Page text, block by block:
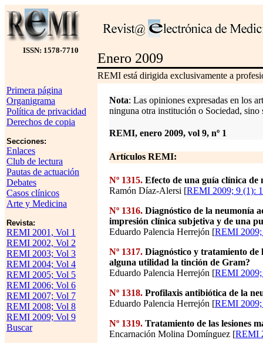
ISSN: 1578-7710
Enero 2009
REMI está dirigida exclusivamente a
Primera página
Organigrama
Política de privacidad
Derechos de copia
Secciones:
Enlaces
Club de lectura
Pautas de actuación
Debates
Casos clínicos
Arte y Medicina
Revista:
REMI 2001, Vol 1
REMI 2002, Vol 2
REMI 2003; Vol 3
REMI 2004; Vol 4
REMI 2005; Vol 5
REMI 2006; Vol 6
REMI 2007; Vol 7
REMI 2008; Vol 8
REMI 2009; Vol 9
Buscar
Nota: Las opiniones expresadas en los
ninguna otra institución o Sociedad, sino
REMI, enero 2009, vol 9, nº 1
Artículos REMI:
Nº 1315. Efecto de una guía clínica
Ramón Díaz-Alersi [REMI 2009; 9 (1):
Nº 1316. Diagnóstico de la neumonía
impresión clínica subjetiva y de una
Eduardo Palencia Herrejón [REMI
Nº 1317. Diagnóstico y tratamiento de
alguna utilidad la tinción de Gram?
Eduardo Palencia Herrejón [REMI
Nº 1318. Profilaxis antibiótica de la
Eduardo Palencia Herrejón [REMI
Nº 1319. Tratamiento de las lesiones
Encarnación Molina Domínguez [REMI